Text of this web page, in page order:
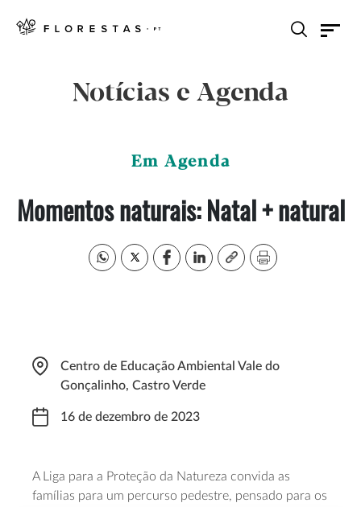
Notícias e Agenda
Em Agenda
Momentos naturais: Natal + natural
Centro de Educação Ambiental Vale do
Gonçalinho, Castro Verde
16 de dezembro de 2023
A Liga para a Proteção da Natureza convida as
famílias para um percurso pedestre, pensado para os